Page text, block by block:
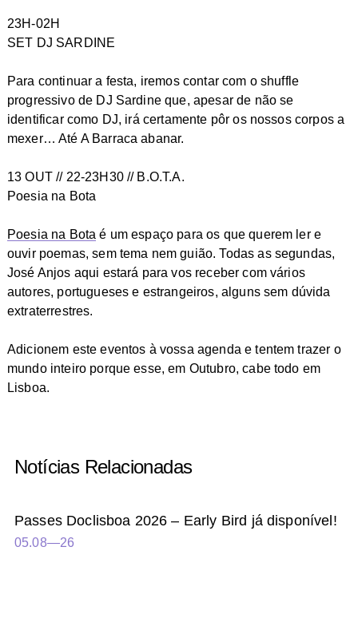
23H-02H
SET DJ SARDINE
Para continuar a festa, iremos contar com o shuffle
progressivo de DJ Sardine que, apesar de não se
identificar como DJ, irá certamente pôr os nossos corpos a
mexer… Até A Barraca abanar.
13 OUT // 22-23H30 // B.O.T.A.
Poesia na Bota
Poesia na Bota é um espaço para os que querem ler e
ouvir poemas, sem tema nem guião. Todas as segundas,
José Anjos aqui estará para vos receber com vários
autores, portugueses e estrangeiros, alguns sem dúvida
extraterrestres.
Adicionem este eventos à vossa agenda e tentem trazer o
mundo inteiro porque esse, em Outubro, cabe todo em
Lisboa.
Notícias Relacionadas
Passes Doclisboa 2026 – Early Bird já disponível!
05.08—26